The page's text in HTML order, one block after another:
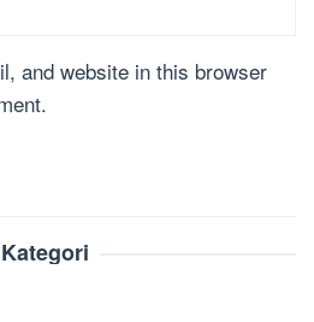
and website in this browser
Kategori